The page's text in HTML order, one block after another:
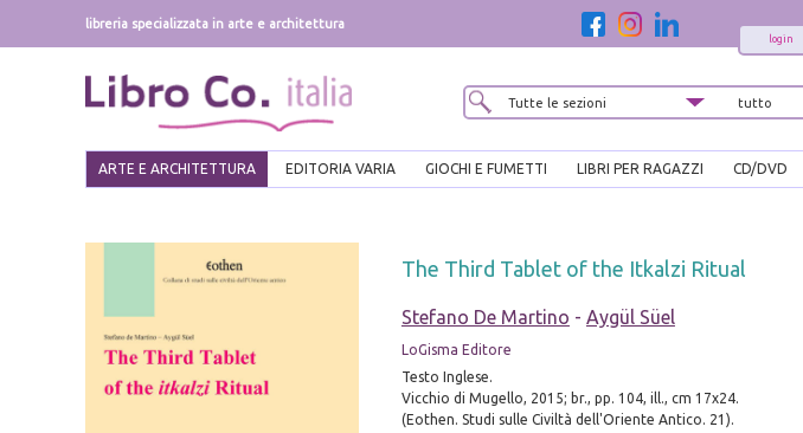
libreria specializzata in arte e architettura
login
ARTE E ARCHITETTURA EDITORIA VARIA GIOCHI E FUMETTI LIBRI PER RAGAZZI CD/DVD
The Third Tablet of the Itkalzi Ritual
Stefano De Martino - Aygül Süel
LoGisma Editore
Testo Inglese.
Vicchio di Mugello, 2015; br., pp. 104, ill., cm 17x24.
(Eothen. Studi sulle Civiltà dell'Oriente Antico. 21).